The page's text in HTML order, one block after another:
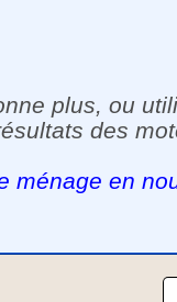
plus, ou
des
ménage en